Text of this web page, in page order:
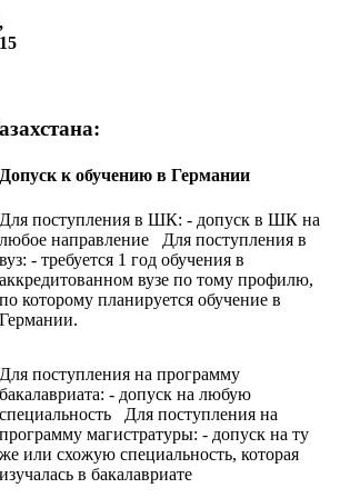
,
Допуск к обучению в Германии
Для поступления в ШК: - допуск в ШК на
любое направление Для поступления в
вуз: - требуется 1 год обучения в
аккредитованном вузе по тому профилю,
по которому планируется обучение в
Германии.
Для поступления на программу
бакалавриата: - допуск на любую
специальность Для поступления на
программу магистратуры: - допуск на ту
же или схожую специальность, которая
изучалась в бакалавриате